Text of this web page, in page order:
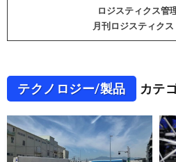
ロジスティクス管
月刊ロジスティク
テクノロジー/製品 カテ